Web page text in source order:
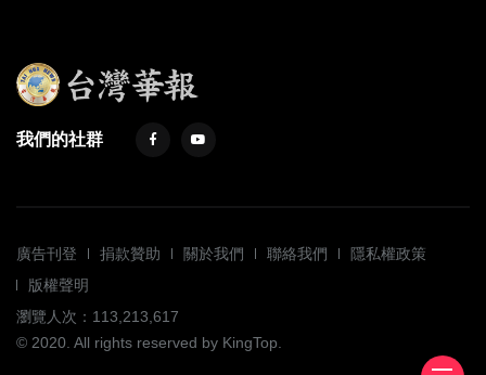
我們的社群
廣告刊登 捐款贊助 關於我們 聯絡我們
隱私權政策
版權聲明
瀏覽人次：113,213,617
© 2020. All rights reserved by KingTop.